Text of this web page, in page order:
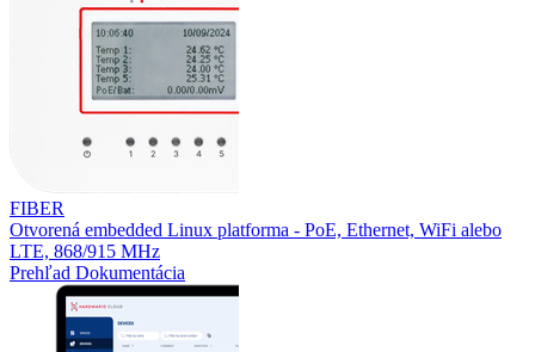
FIBER
Otvorená embedded Linux platforma - PoE, Ethernet, WiFi alebo
LTE, 868/915 MHz
Prehľad Dokumentácia